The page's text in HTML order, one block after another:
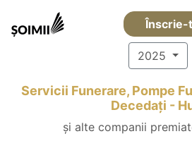
Înscrie-
2025
Servicii Funerare, Pompe
Decedați -
și alte companii